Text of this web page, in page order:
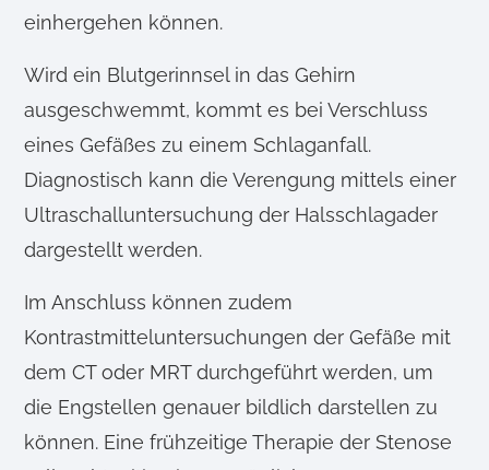
einhergehen können.
Wird ein Blutgerinnsel in das Gehirn
ausgeschwemmt, kommt es bei Verschluss
eines Gefäßes zu einem Schlaganfall.
Diagnostisch kann die Verengung mittels einer
Ultraschalluntersuchung der Halsschlagader
dargestellt werden.
Im Anschluss können zudem
Kontrastmitteluntersuchungen der Gefäße mit
dem CT oder MRT durchgeführt werden, um
die Engstellen genauer bildlich darstellen zu
können. Eine frühzeitige Therapie der Stenose